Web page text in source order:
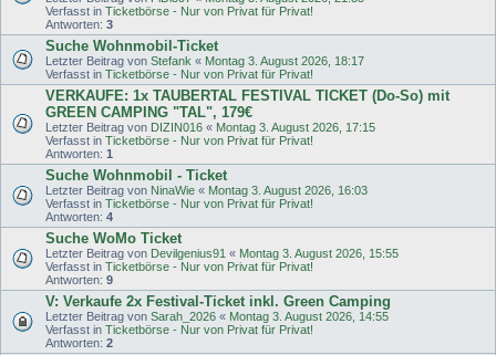
Verfasst in Ticketbörse - Nur von Privat für Privat!
Antworten: 3
Suche Wohnmobil-Ticket
Letzter Beitrag von Stefank « Montag 3. August 2026, 18:17
Verfasst in Ticketbörse - Nur von Privat für Privat!
VERKAUFE: 1x TAUBERTAL FESTIVAL TICKET (Do-So) mit
GREEN CAMPING "TAL", 179€
Letzter Beitrag von DIZIN016 « Montag 3. August 2026, 17:15
Verfasst in Ticketbörse - Nur von Privat für Privat!
Antworten: 1
Suche Wohnmobil - Ticket
Letzter Beitrag von NinaWie « Montag 3. August 2026, 16:03
Verfasst in Ticketbörse - Nur von Privat für Privat!
Antworten: 4
Suche WoMo Ticket
Letzter Beitrag von Devilgenius91 « Montag 3. August 2026, 15:55
Verfasst in Ticketbörse - Nur von Privat für Privat!
Antworten: 9
V: Verkaufe 2x Festival-Ticket inkl. Green Camping
Letzter Beitrag von Sarah_2026 « Montag 3. August 2026, 14:55
Verfasst in Ticketbörse - Nur von Privat für Privat!
Antworten: 2